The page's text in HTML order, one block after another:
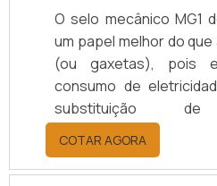
O selo mecânico MG1
um papel melhor do
(ou gaxetas), pois
consumo de
substituição de
Considerando essas
torna-se notório a
proporcionada com a
COTAR AGORA